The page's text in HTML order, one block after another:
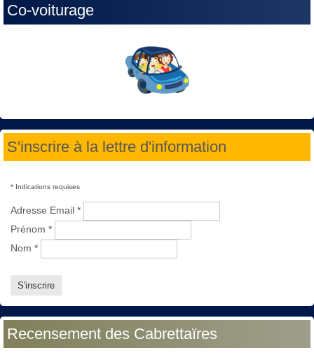
Co-voiturage
S'inscrire à la lettre d'information
* Indications requises
Adresse Email *
Prénom *
Nom *
Recensement des Cabrettaïres